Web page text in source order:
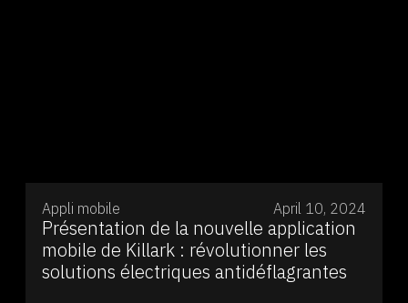
Appli mobile April 10, 2024
Présentation de la nouvelle application
mobile de Killark : révolutionner les
solutions électriques antidéflagrantes